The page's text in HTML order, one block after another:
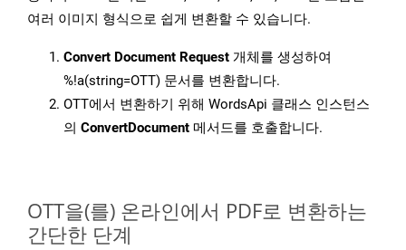
여러 이미지 형식으로 쉽게 변환할 수 있습니다.
Convert Document Request 개체를 생성하여
%!a(string=OTT) 문서를 변환합니다.
OTT에서 변환하기 위해 WordsApi 클래스 인스턴스
의 ConvertDocument 메서드를 호출합니다.
OTT을(를) 온라인에서 PDF로 변환하는
간단한 단계